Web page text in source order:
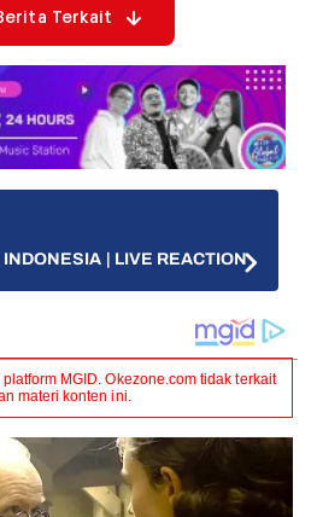
Terkait
| LIVE REACTION